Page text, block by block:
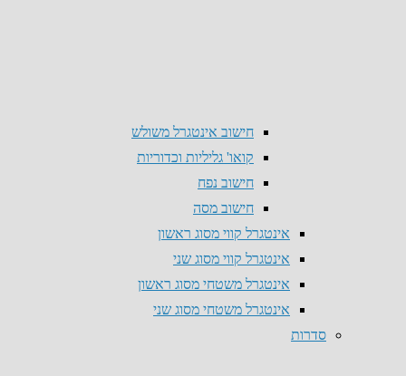
חישוב אינטגרל משולש
קואו' גליליות וכדוריות
חישוב נפח
חישוב מסה
אינטגרל קווי מסוג ראשון
אינטגרל קווי מסוג שני
אינטגרל משטחי מסוג ראשון
אינטגרל משטחי מסוג שני
סדרות